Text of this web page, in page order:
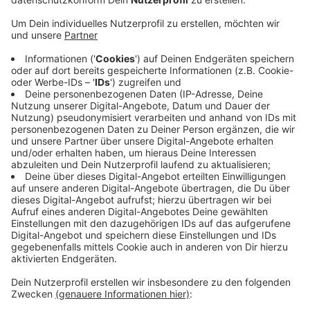
Samstag ihr Auswärtsspiel gegen den ASV Hamm-
Westfalen mit 27:31 verloren. In der ersten Hälfte
konnten die Siegerländer zwar noch mit dem starken
Gegner und Tabellendritten mithalten. Zur Pause
führte das Team von TuS-Trainer Robert Andersson
sogar mit einem Tor. In der zweiten Hälfte war der
ASV Hamm-Westfalen dann aber besser und konnte
sich am Ende absetzen. Die Ferndorfer sind damit
wieder auf einen Abstiegsplatz gerutscht. Für sie geht
es am nächsten Wochenende weiter. Der EHV Aue ist
dann zu Gast in der Kreuztaler Stählerwiese.
Anzeige